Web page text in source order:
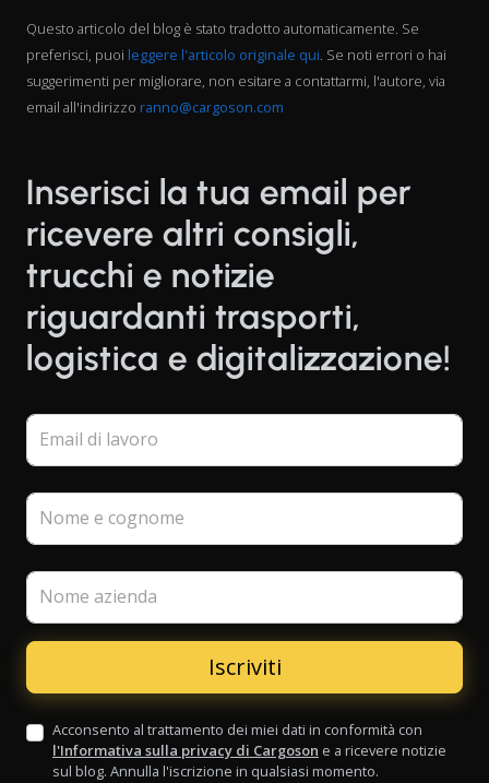
Questo articolo del blog è stato tradotto automaticamente. Se
preferisci, puoi leggere l'articolo originale qui. Se noti errori o hai
suggerimenti per migliorare, non esitare a contattarmi, l'autore, via
email all'indirizzo ranno@cargoson.com
Inserisci la tua email per
ricevere altri consigli,
trucchi e notizie
riguardanti trasporti,
logistica e digitalizzazione!
Email di lavoro
Nome e cognome
Nome azienda
Acconsento al trattamento dei miei dati in conformità con
l'Informativa sulla privacy di Cargoson e a ricevere notizie
sul blog. Annulla l'iscrizione in qualsiasi momento.